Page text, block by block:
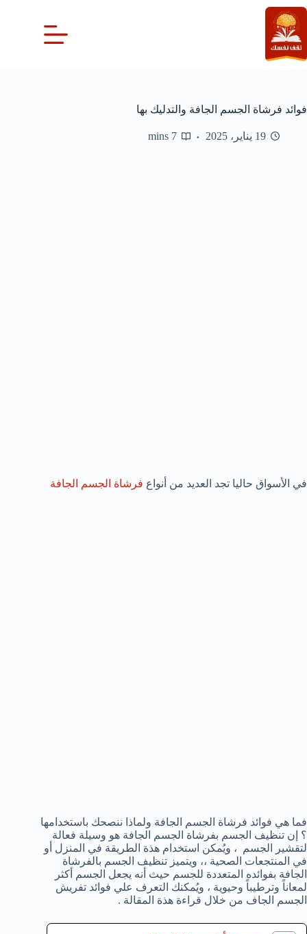
التجاوز
إلى
المحتوى
فوائد فرشاة الجسم الجافة والتدليك بها
19 يناير، 2025 7 mins
في الأسواق حاليا تجد العديد من أنواع فرشاة الجسم الجافة
فما هي فوائد فرشاة الجسم الجافة ولماذا ننصحك باستخدامها
؟ إن تنظيف الجسم بفرشاة الجسم الجافة هو وسيلة فعالة
لتقشير الجسم ، ويُمكن استخدام هذة الطريقة في المنزل أو
في المنتجعات الصحية ،، ويتميز تنظيف الجسم بالفرشاة
الجافة بفوائده المتعددة للجسم حيث أنه يجعل الجسم أكثر
لمعاناً وترطيباً وحيوية ، ويُمكنك التعرف علي فوائد تفريش
الجسم الجاف من خلال قراءة هذة المقالة .